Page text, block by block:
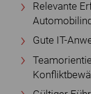
Relevante
Gute IT-